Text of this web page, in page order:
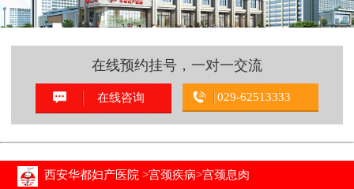
在线预约挂号，一对一交流
在线咨询 029-62513333
西安华都妇产医院 >宫颈疾病>宫颈息肉